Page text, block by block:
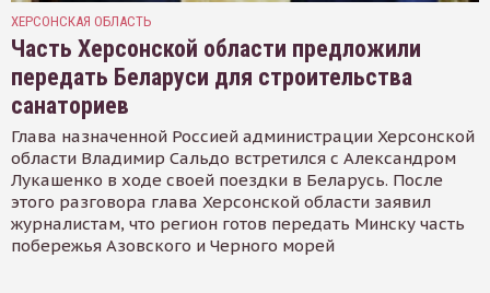
ХЕРСОНСКАЯ ОБЛАСТЬ
Часть Херсонской области предложили
передать Беларуси для строительства
санаториев
Глава назначенной Россией администрации Херсонской
области Владимир Сальдо встретился с Александром
Лукашенко в ходе своей поездки в Беларусь. После
этого разговора глава Херсонской области заявил
журналистам, что регион готов передать Минску часть
побережья Азовского и Черного морей